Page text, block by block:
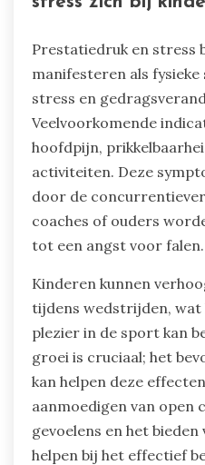
Prestatiedruk en stress
manifesteren als
stress en
Veelvoorkomende
hoofdpijn,
activiteiten. Deze
door de
coaches of ouders
tot een angst voor falen.
Kinderen kunnen
tijdens wedstrijden, wat
plezier in de sport kan
groei is cruciaal; het
kan helpen deze
aanmoedigen van open
gevoelens en het
helpen bij het effectief